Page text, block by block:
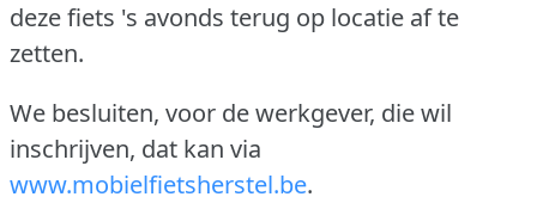
deze fiets 's avonds terug op locatie af te
zetten.
We besluiten, voor de werkgever, die wil
inschrijven, dat kan via
www.mobielfietsherstel.be.